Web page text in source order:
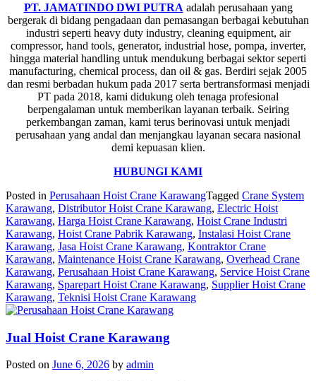
PT. JAMATINDO DWI PUTRA adalah perusahaan yang
bergerak di bidang pengadaan dan pemasangan berbagai kebutuhan
industri seperti heavy duty industry, cleaning equipment, air
compressor, hand tools, generator, industrial hose, pompa, inverter,
hingga material handling untuk mendukung berbagai sektor seperti
manufacturing, chemical process, dan oil & gas. Berdiri sejak 2005
dan resmi berbadan hukum pada 2017 serta bertransformasi menjadi
PT pada 2018, kami didukung oleh tenaga profesional
berpengalaman untuk memberikan layanan terbaik. Seiring
perkembangan zaman, kami terus berinovasi untuk menjadi
perusahaan yang andal dan menjangkau layanan secara nasional
demi kepuasan klien.
HUBUNGI KAMI
Posted in Perusahaan Hoist Crane KarawangTagged Crane System
Karawang, Distributor Hoist Crane Karawang, Electric Hoist
Karawang, Harga Hoist Crane Karawang, Hoist Crane Industri
Karawang, Hoist Crane Pabrik Karawang, Instalasi Hoist Crane
Karawang, Jasa Hoist Crane Karawang, Kontraktor Crane
Karawang, Maintenance Hoist Crane Karawang, Overhead Crane
Karawang, Perusahaan Hoist Crane Karawang, Service Hoist Crane
Karawang, Sparepart Hoist Crane Karawang, Supplier Hoist Crane
Karawang, Teknisi Hoist Crane Karawang
Jual Hoist Crane Karawang
Posted on June 6, 2026 by admin